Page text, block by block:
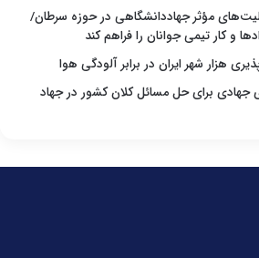
مؤثر جهاددانشگاهی در حوزه سرطان/
و کار تیمی جوانان را فراهم کند
هزار شهر ایران در برابر آلودگی هوا
جهادی برای حل مسائل کلان کشور در جهاد